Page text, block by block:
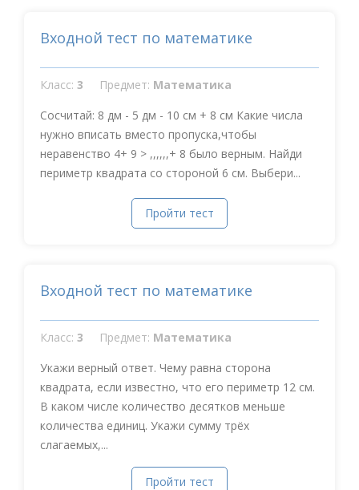
Входной тест по математике
Класс: 3 Предмет: Математика
Сосчитай: 8 дм - 5 дм - 10 см + 8 см Какие числа
нужно вписать вместо пропуска,чтобы
неравенство 4+ 9 > ,,,,,,+ 8 было верным. Найди
периметр квадрата со стороной 6 см. Выбери...
Пройти тест
Входной тест по математике
Класс: 3 Предмет: Математика
Укажи верный ответ. Чему равна сторона
квадрата, если известно, что его периметр 12 см.
В каком числе количество десятков меньше
количества единиц. Укажи сумму трёх
слагаемых,...
Пройти тест